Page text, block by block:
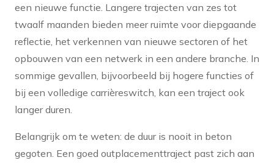
een nieuwe functie. Langere trajecten van zes tot
twaalf maanden bieden meer ruimte voor diepgaande
reflectie, het verkennen van nieuwe sectoren of het
opbouwen van een netwerk in een andere branche. In
sommige gevallen, bijvoorbeeld bij hogere functies of
bij een volledige carrièreswitch, kan een traject ook
langer duren.
Belangrijk om te weten: de duur is nooit in beton
gegoten. Een goed outplacementtraject past zich aan